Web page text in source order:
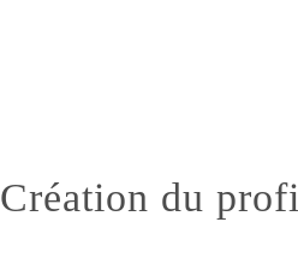
Création du